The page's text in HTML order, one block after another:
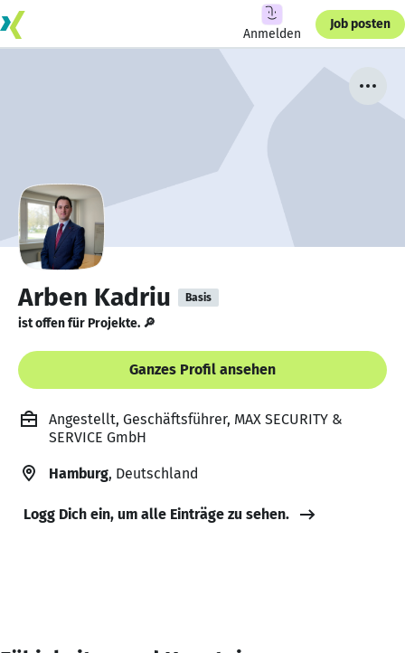
Anmelden
Job posten
Arben Kadriu Basis
ist offen für Projekte. 🔎
Ganzes Profil ansehen
Angestellt, Geschäftsführer, MAX SECURITY &
SERVICE GmbH
Hamburg, Deutschland
Logg Dich ein, um alle Einträge zu sehen.